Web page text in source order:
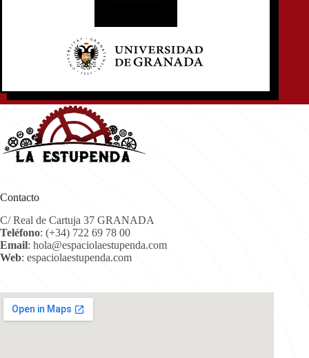
Contacto
C/ Real de Cartuja 37 GRANADA
Teléfono: (+34) 722 69 78 00
Email: hola@espaciolaestupenda.com
Web: espaciolaestupenda.com